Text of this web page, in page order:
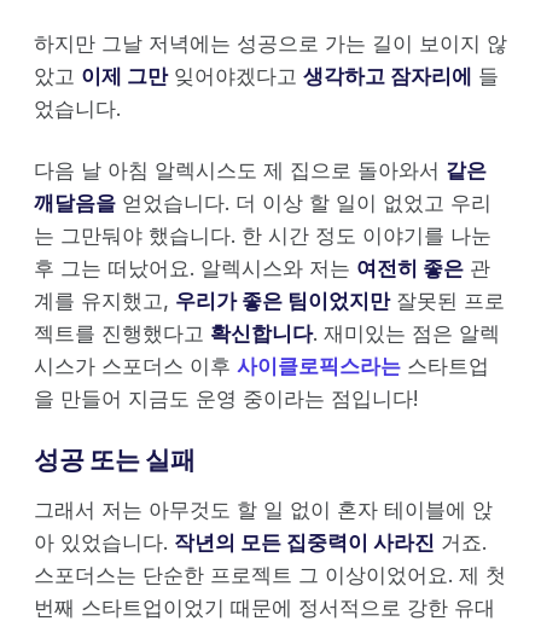
하지만 그날 저녁에는 성공으로 가는 길이 보이지 않
았고 이제 그만잊어야겠다고 생각하고 잠자리에 들
었습니다.
다음 날 아침 알렉시스도 제 집으로 돌아와서 같은
깨달음을 얻었습니다. 더 이상 할 일이 없었고 우리
는 그만둬야 했습니다. 한 시간 정도 이야기를 나눈
후 그는 떠났어요. 알렉시스와 저는 여전히 좋은 관
계를 유지했고, 우리가 좋은 팀이었지만잘못된 프로
젝트를 진행했다고 확신합니다. 재미있는 점은 알렉
시스가 스포더스 이후 사이클로픽스라는 스타트업
을 만들어 지금도 운영 중이라는 점입니다!
성공 또는 실패
그래서 저는 아무것도 할 일 없이 혼자 테이블에 앉
아 있었습니다. 작년의 모든 집중력이 사라진 거죠.
스포더스는 단순한 프로젝트 그 이상이었어요. 제 첫
번째 스타트업이었기 때문에 정서적으로 강한 유대